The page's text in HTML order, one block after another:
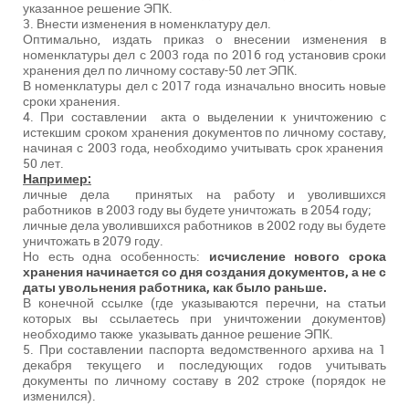
указанное решение ЭПК.
3. Внести изменения в номенклатуру дел.
Оптимально, издать приказ о внесении изменения в
номенклатуры дел с 2003 года по 2016 год установив сроки
хранения дел по личному составу-50 лет ЭПК.
В номенклатуры дел с 2017 года изначально вносить новые
сроки хранения.
4. При составлении акта о выделении к уничтожению с
истекшим сроком хранения документов по личному составу,
начиная с 2003 года, необходимо учитывать срок хранения
50 лет.
Например:
личные дела принятых на работу и уволившихся
работников в 2003 году вы будете уничтожать в 2054 году;
личные дела уволившихся работников в 2002 году вы будете
уничтожать в 2079 году.
Но есть одна особенность: исчисление нового срока
хранения начинается со дня создания документов, а не с
даты увольнения работника, как было раньше.
В конечной ссылке (где указываются перечни, на статьи
которых вы ссылаетесь при уничтожении документов)
необходимо также указывать данное решение ЭПК.
5. При составлении паспорта ведомственного архива на 1
декабря текущего и последующих годов учитывать
документы по личному составу в 202 строке (порядок не
изменился).